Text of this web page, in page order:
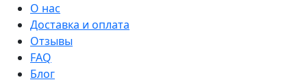
О нас
Доставка и оплата
Отзывы
FAQ
Блог